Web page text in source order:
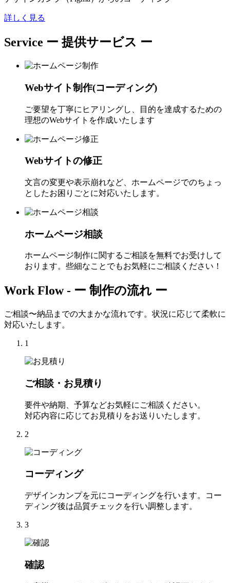
詳しく見る
Service ー 提供サービス ー
Webサイト制作(コーディング)
ご要望を丁寧にヒアリングし、目的を達成するための
理想のWebサイトを作成いたします
Webサイトの修正
文言の変更や表示崩れなど、ホームページでのちょっ
としたお困りごとに対応いたします。
ホームページ相談
ホームページ制作に関するご相談を無料でお受けして
おります。些細なことでもお気軽にご相談ください！
Work Flow - ー 制作の流れ ー
ご相談〜納品までの大まかな流れです。状況に応じて柔軟に
対応いたします。
1
ご相談・お見積り
要件や納期、予算などお気軽にご相談ください。
対応内容に応じてお見積りをお送りいたします。
2
コーディング
デザインカンプを元にコーディングを行います。コー
ディング後は品質チェックを行い調整します。
3
確認